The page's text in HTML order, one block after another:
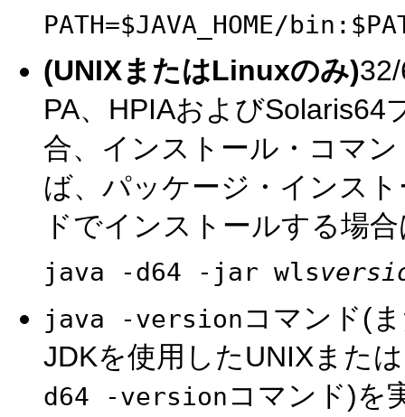
PATH=$JAVA_HOME/
(UNIXまたはLinuxのみ)
PA、HPIAおよび
合、インストール・コマ
ば、パッケージ・インス
ドでインストールする場
java -d64 -jar wls
java -versionコマンド(
JDKを使用したUNIXまた
d64 -versionコマンド)を